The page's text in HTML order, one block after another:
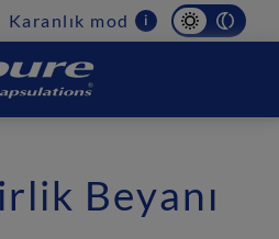
Karanlık mod i
PURE
Beyanı